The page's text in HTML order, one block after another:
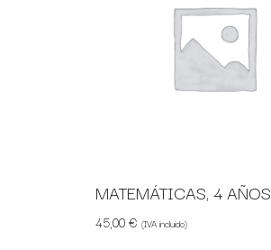
MATEMÁTICAS, 4 AÑOS
45,00€ (IVA incluido)